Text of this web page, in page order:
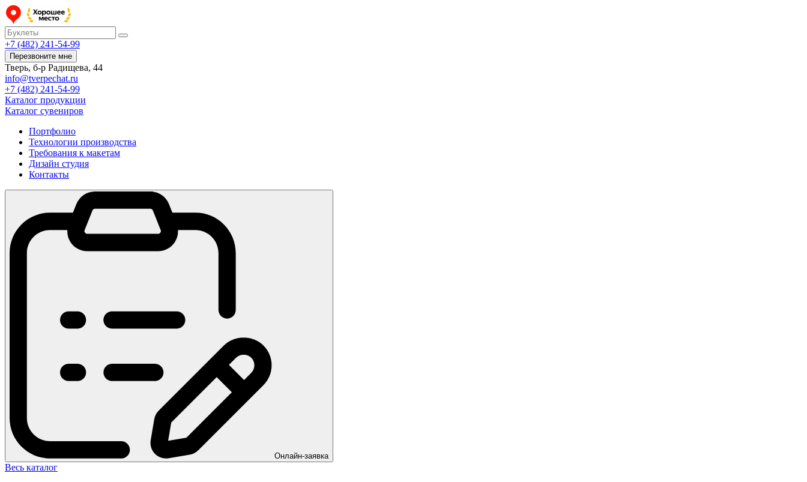
+7 (482) 241-54-99
Перезвоните мне
Тверь, б-р Радищева, 44
info@tverpechat.ru
+7 (482) 241-54-99
Каталог продукции
Каталог сувениров
Портфолио
Технологии производства
Требования к макетам
Дизайн студия
Контакты
Онлайн-заявка
Весь каталог